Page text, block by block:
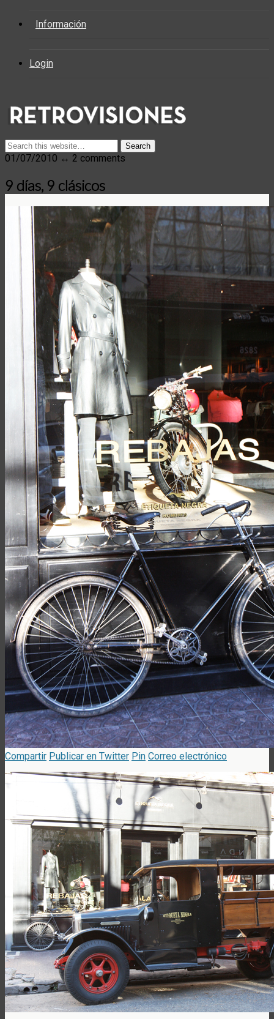
Información
Login
01/07/2010 ↔ 2 comments
9 días, 9 clásicos
Compartir Publicar en Twitter Pin Correo electrónico